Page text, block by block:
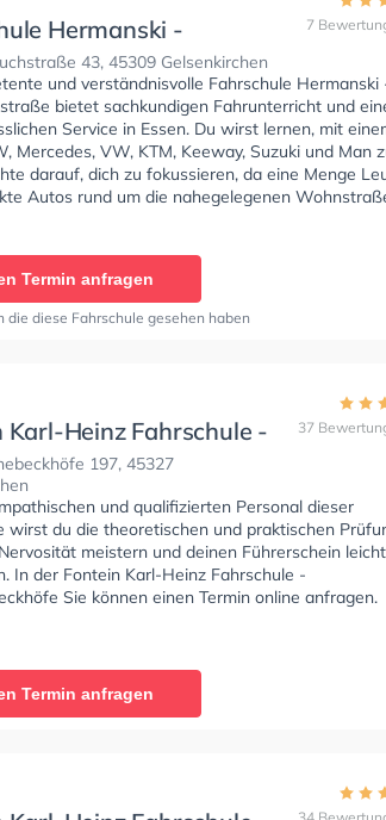
auf Englisch machen möchten, fragen Sahin
Hermanski -
43, 45309 Gelsenkirchen
7
und verständnisvolle Fahrschule Hermanski
bietet sachkundigen Fahrunterricht und
Service in Essen. Du wirst lernen, mit
Mercedes, VW, KTM, Keeway, Suzuki und Man
darauf, dich zu fokussieren, da eine Menge
Autos rund um die nahegelegenen
und stehen. Die Fahrschule bietet
BE, Klasse B96, Klasse AM, Klasse BF17,
Klasse C1, Klasse C1E, Klasse C, Klasse CE und
zu erhalten. Die Erste-Hilfe-Kurs in der
dir auch online-theorie tests am PC zu
Termin anfragen
die diese Fahrschule gesehen haben
Karl-Heinz Fahrschule -
197, 45327
37
und qualifizierten Personal dieser
wirst du die theoretischen und praktischen
meistern und deinen Führerschein leicht
In der Fontein Karl-Heinz Fahrschule -
Sie können einen Termin online anfragen.
Termin anfragen